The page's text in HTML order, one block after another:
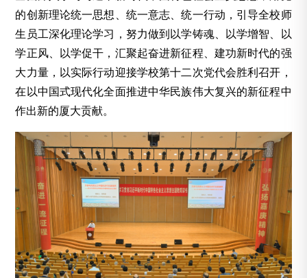
的创新理论统一思想、统一意志、统一行动，引导全校师
生员工深化理论学习，努力做到以学铸魂、以学增智、以
学正风、以学促干，汇聚起奋进新征程、建功新时代的强
大力量，以实际行动迎接学校第十二次党代会胜利召开，
在以中国式现代化全面推进中华民族伟大复兴的新征程中
作出新的厦大贡献。